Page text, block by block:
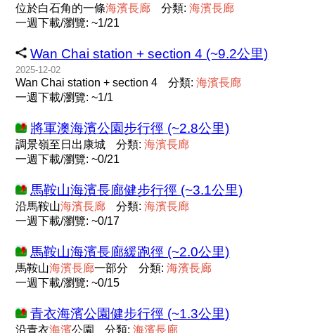
位於白石角的一條海濱長廊 分類:海濱長廊
一週下載/瀏覽: ~1/21
Wan Chai station + section 4 (~9.2公里)
2025-12-02
Wan Chai station + section 4 分類:海濱長廊
一週下載/瀏覽: ~1/1
將軍澳海濱公園步行徑 (~2.8公里)
調景嶺至日出康城 分類:海濱長廊
一週下載/瀏覽: ~0/21
馬鞍山海濱長廊健步行徑 (~3.1公里)
沿馬鞍山海濱長廊 分類:海濱長廊
一週下載/瀏覽: ~0/17
馬鞍山海濱長廊緩跑徑 (~2.0公里)
馬鞍山海濱長廊一部分 分類:海濱長廊
一週下載/瀏覽: ~0/15
青衣海濱公園健步行徑 (~1.3公里)
沿青衣海濱公園 分類:海濱長廊